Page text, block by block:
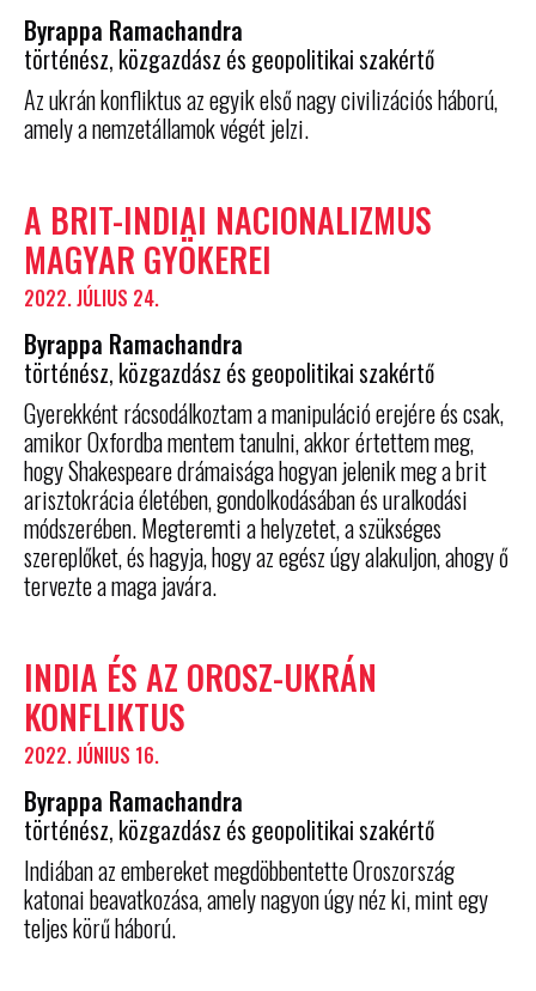
Byrappa Ramachandra
történész, közgazdász és geopolitikai szakértő
Az ukrán konfliktus az egyik első nagy civilizációs háború,
amely a nemzetállamok végét jelzi.
A BRIT-INDIAI NACIONALIZMUS
MAGYAR GYÖKEREI
2022. JÚLIUS 24.
Byrappa Ramachandra
történész, közgazdász és geopolitikai szakértő
Gyerekként rácsodálkoztam a manipuláció erejére és csak,
amikor Oxfordba mentem tanulni, akkor értettem meg,
hogy Shakespeare drámaisága hogyan jelenik meg a brit
arisztokrácia életében, gondolkodásában és uralkodási
módszerében. Megteremti a helyzetet, a szükséges
szereplőket, és hagyja, hogy az egész úgy alakuljon, ahogy ő
tervezte a maga javára.
INDIA ÉS AZ OROSZ-UKRÁN
KONFLIKTUS
2022. JÚNIUS 16.
Byrappa Ramachandra
történész, közgazdász és geopolitikai szakértő
Indiában az embereket megdöbbentette Oroszország
katonai beavatkozása, amely nagyon úgy néz ki, mint egy
teljes körű háború.